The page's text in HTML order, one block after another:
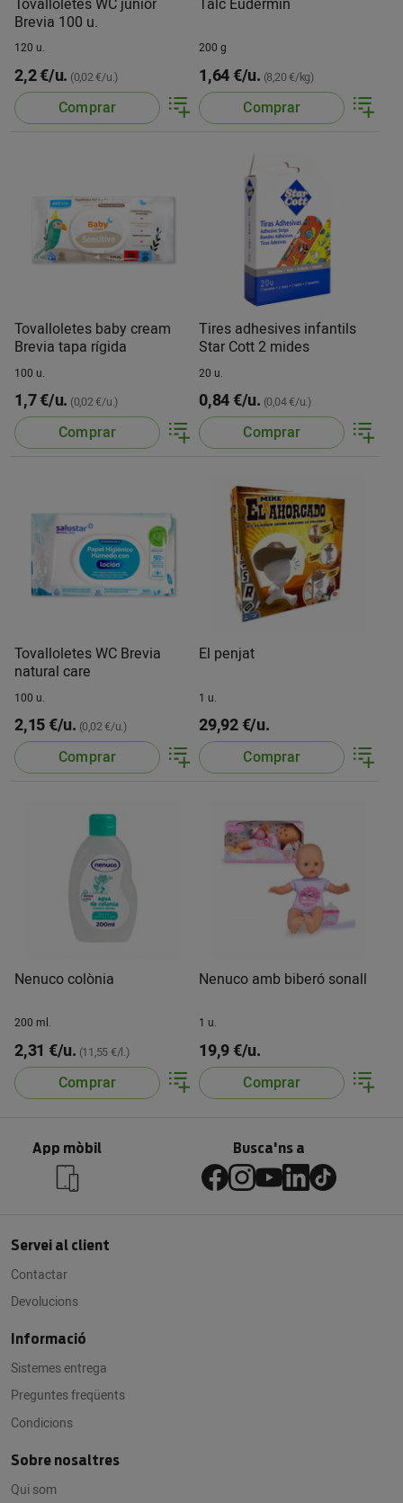
Brevia 100 u.
120 u.
2,2 €/u. (0,02 €/u.)
Comprar
200 g
1,64 €/u. (8,20 €/kg)
Comprar
Tovalloletes baby cream
Brevia tapa rígida
100 u.
1,7 €/u. (0,02 €/u.)
Comprar
Tires adhesives infantils
Star Cott 2 mides
20 u.
0,84 €/u. (0,04 €/u.)
Comprar
Tovalloletes WC Brevia
natural care
100 u.
2,15 €/u. (0,02 €/u.)
Comprar
El penjat
1 u.
29,92 €/u.
Comprar
Nenuco colònia
200 ml.
2,31 €/u. (11,55 €/l.)
Comprar
Nenuco amb biberó sonall
1 u.
19,9 €/u.
Comprar
App mòbil Busca'ns a
Servei al client
Contactar
Devolucions
Informació
Sistemes entrega
Preguntes freqüents
Condicions
Sobre nosaltres
Qui som